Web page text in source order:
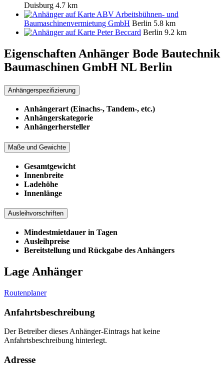
Duisburg 4.7 km
ABV Arbeitsbühnen- und
Baumaschinenvermietung GmbH Berlin 5.8 km
Peter Beccard Berlin 9.2 km
Eigenschaften Anhänger Bode Bautechnik
Baumaschinen GmbH NL Berlin
Anhängerspezifizierung
Anhängerart (Einachs-, Tandem-, etc.)
Anhängerskategorie
Anhängerhersteller
Maße und Gewichte
Gesamtgewicht
Innenbreite
Ladehöhe
Innenlänge
Ausleihvorschriften
Mindestmietdauer in Tagen
Ausleihpreise
Bereitstellung und Rückgabe des Anhängers
Lage Anhänger
Routenplaner
Anfahrtsbeschreibung
Der Betreiber dieses Anhänger-Eintrags hat keine
Anfahrtsbeschreibung hinterlegt.
Adresse